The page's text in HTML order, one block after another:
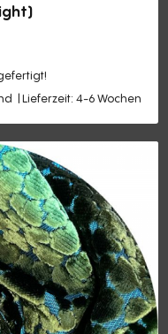
Lieferzeit: 4-6 Wochen